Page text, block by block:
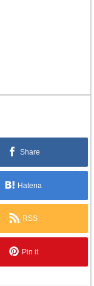
Share
Hatena
RSS
Pin it